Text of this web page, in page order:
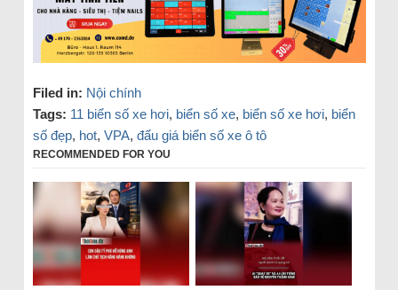
Filed in: Nội chính
Tags: 11 biển số xe hơi, biển số xe, biển số xe hơi, biển
số đẹp, hot, VPA, đấu giá biển số xe ô tô
RECOMMENDED FOR YOU